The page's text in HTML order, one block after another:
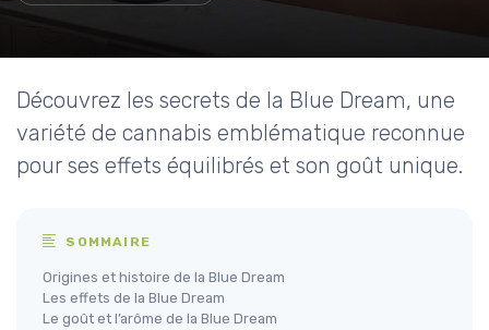
Découvrez les secrets de la Blue Dream, une
variété de cannabis emblématique reconnue
pour ses effets équilibrés et son goût unique.
SOMMAIRE
Origines et histoire de la Blue Dream
Les effets de la Blue Dream
Le goût et l’arôme de la Blue Dream